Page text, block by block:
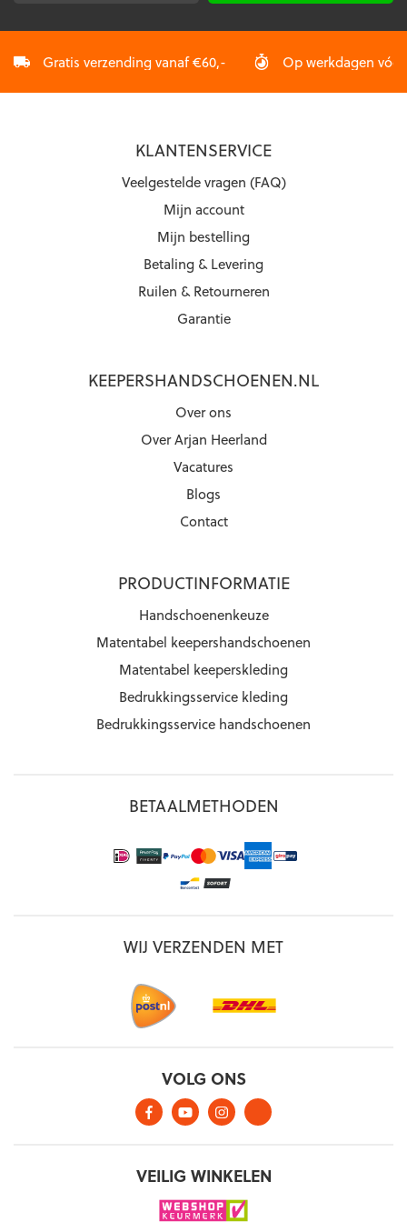
Gratis verzending vanaf €60,- Op werkdagen
KLANTENSERVICE
Veelgestelde vragen (FAQ)
Mijn account
Mijn bestelling
Betaling & Levering
Ruilen & Retourneren
Garantie
KEEPERSHANDSCHOENEN.NL
Over ons
Over Arjan Heerland
Vacatures
Blogs
Contact
PRODUCTINFORMATIE
Handschoenenkeuze
Matentabel keepershandschoenen
Matentabel keeperskleding
Bedrukkingsservice kleding
Bedrukkingsservice handschoenen
BETAALMETHODEN
WIJ VERZENDEN MET